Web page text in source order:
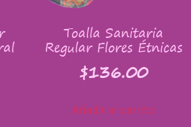
Toalla Sanitaria
Regular Flores Étnicas
$136.00
Añadir al carrito